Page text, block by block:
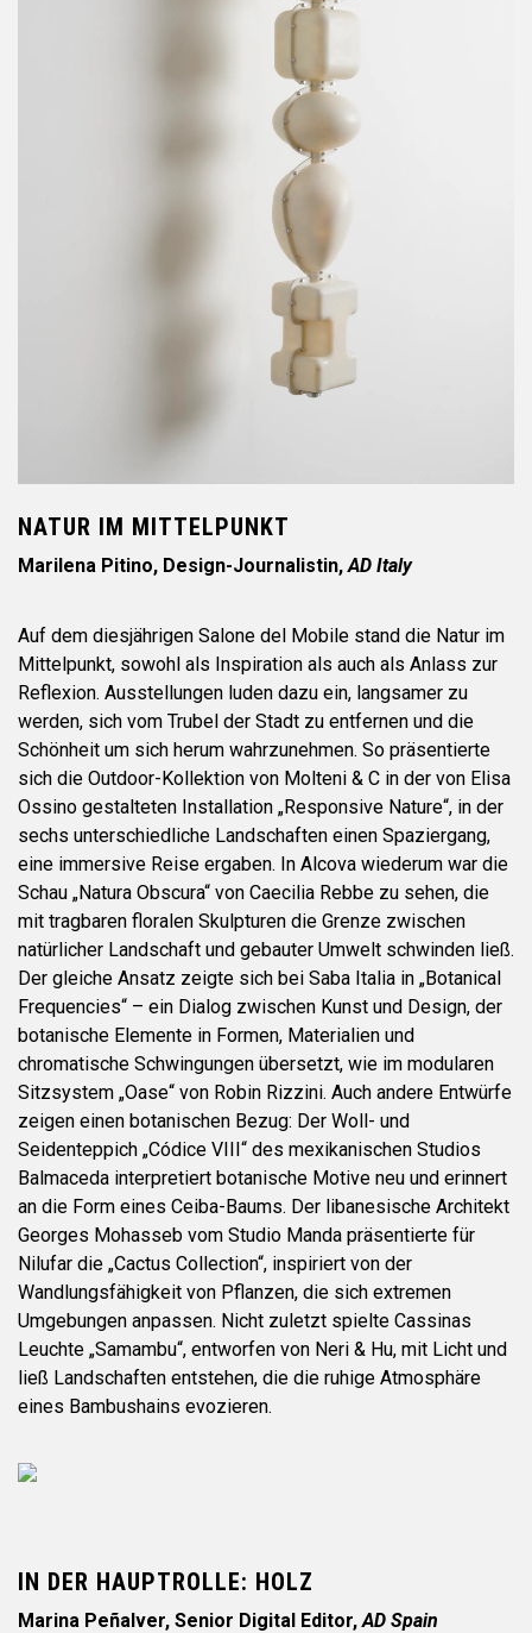
NATUR IM MITTELPUNKT
Marilena Pitino, Design-Journalistin, AD Italy
Auf dem diesjährigen Salone del Mobile stand die Natur im
Mittelpunkt, sowohl als Inspiration als auch als Anlass zur
Reflexion. Ausstellungen luden dazu ein, langsamer zu
werden, sich vom Trubel der Stadt zu entfernen und die
Schönheit um sich herum wahrzunehmen. So präsentierte
sich die Outdoor-Kollektion von Molteni & C in der von Elisa
Ossino gestalteten Installation „Responsive Nature“, in der
sechs unterschiedliche Landschaften einen Spaziergang,
eine immersive Reise ergaben. In Alcova wiederum war die
Schau „Natura Obscura“ von Caecilia Rebbe zu sehen, die
mit tragbaren floralen Skulpturen die Grenze zwischen
natürlicher Landschaft und gebauter Umwelt schwinden ließ.
Der gleiche Ansatz zeigte sich bei Saba Italia in „Botanical
Frequencies“ – ein Dialog zwischen Kunst und Design, der
botanische Elemente in Formen, Materialien und
chromatische Schwingungen übersetzt, wie im modularen
Sitzsystem „Oase“ von Robin Rizzini. Auch andere Entwürfe
zeigen einen botanischen Bezug: Der Woll- und
Seidenteppich „Códice VIII“ des mexikanischen Studios
Balmaceda interpretiert botanische Motive neu und erinnert
an die Form eines Ceiba-Baums. Der libanesische Architekt
Georges Mohasseb vom Studio Manda präsentierte für
Nilufar die „Cactus Collection“, inspiriert von der
Wandlungsfähigkeit von Pflanzen, die sich extremen
Umgebungen anpassen. Nicht zuletzt spielte Cassinas
Leuchte „Samambu“, entworfen von Neri & Hu, mit Licht und
ließ Landschaften entstehen, die die ruhige Atmosphäre
eines Bambushains evozieren.
IN DER HAUPTROLLE: HOLZ
Marina Peñalver, Senior Digital Editor, AD Spain